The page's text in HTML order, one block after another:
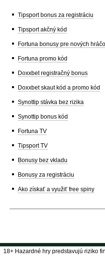
Tipsport bonus za registráciu
Tipsport akčný kód
Fortuna bonusy pre nových
Fortuna promo kód
Doxxbet registračný bonus
Doxxbet skaut kód a promo kód
Synottip stávka bez rizika
Synottip bonus kód
Fortuna TV
Tipsport TV
Bonusy bez vkladu
Bonusy za registráciu
Ako získať a využiť free spiny
18+ Hazardné hry predstavujú riziko